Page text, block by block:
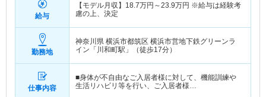
給与
【モデル月収】 18.7万円～23.9万円 ※給与は経験考
慮の上、決定
勤務地
神奈川県 横浜市都筑区 横浜市営地下鉄グリーンラ
イン「川和町駅」（徒歩17分）
仕事内容
■身体が不自由なご入居者様に対して、機能訓練や
生活リハビリ等を行い、ご入居者様…